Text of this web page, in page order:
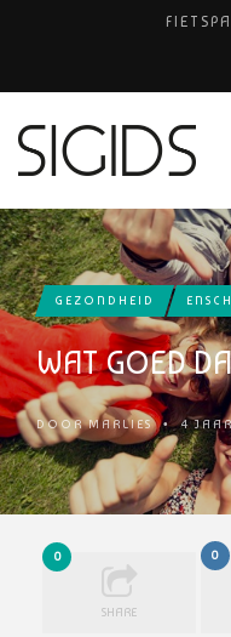
BELEEF DE
GEZONDHEID
WAT GOED
DOORMARLIES •4 JAAR
0
SHARE
0